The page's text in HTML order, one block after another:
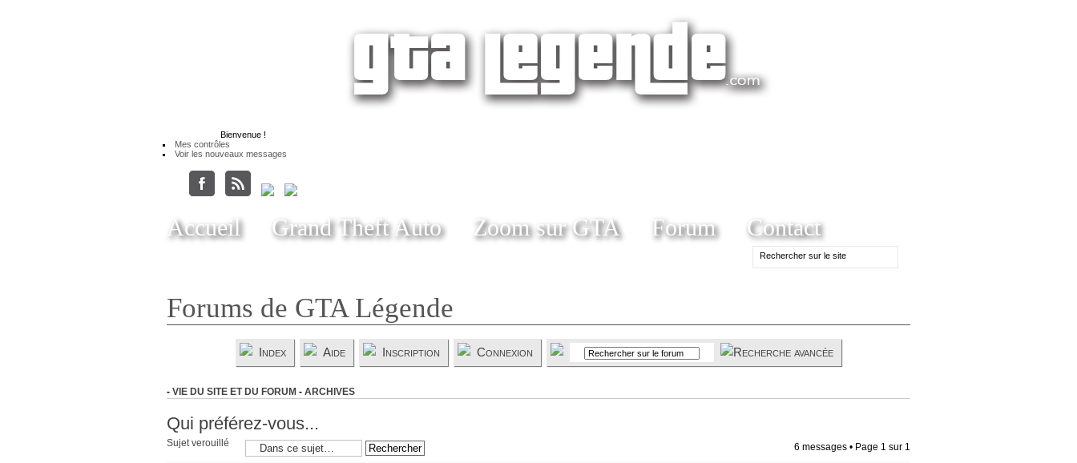
Bienvenue !
Mes contrôles
Voir les nouveaux messages
Accueil Grand Theft Auto Zoom sur GTA Forum Contact
Forums de GTA Légende
Index Aide Inscription Connexion
- VIE DU SITE ET DU FORUM - ARCHIVES
Qui préférez-vous...
Sujet verouillé 6 messages • Page 1 sur 1